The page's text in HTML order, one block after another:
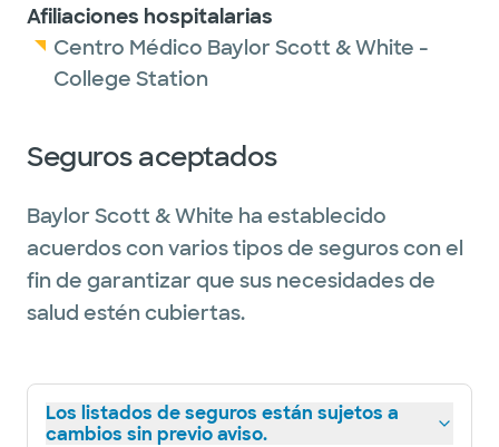
Afiliaciones hospitalarias
Centro Médico Baylor Scott & White -
College Station
Seguros aceptados
Baylor Scott & White ha establecido
acuerdos con varios tipos de seguros con el
fin de garantizar que sus necesidades de
salud estén cubiertas.
Los listados de seguros están sujetos a
cambios sin previo aviso.